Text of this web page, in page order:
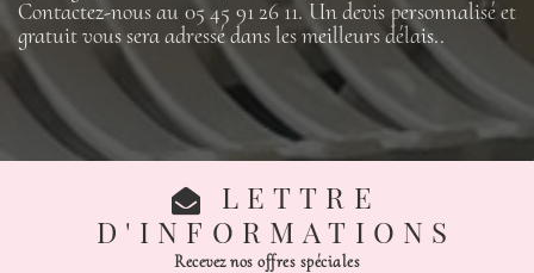
Contactez-nous au 05 45 91 26 11. Un devis personnalisé et
gratuit vous sera adressé dans les meilleurs délais..
LETTRE
D'INFORMATIONS
Recevez nos offres spéciales